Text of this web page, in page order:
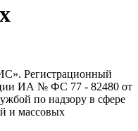
Регистрационный
ИА № ФС 77 - 82480 от
по надзору в сфере
и массовых